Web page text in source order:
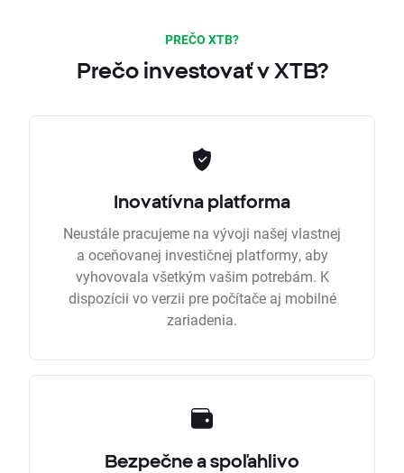
PREČO XTB?
Prečo investovať v XTB?
Inovatívna platforma
Neustále pracujeme na vývoji našej vlastnej
a oceňovanej investičnej platformy, aby
vyhovovala všetkým vašim potrebám. K
dispozícii vo verzii pre počítače aj mobilné
zariadenia.
Bezpečne a spoľahlivo